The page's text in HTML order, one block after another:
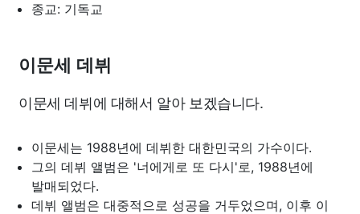
종교: 기독교
이문세 데뷔
이문세 데뷔에 대해서 알아 보겠습니다.
이문세는 1988년에 데뷔한 대한민국의 가수이다.
그의 데뷔 앨범은 '너에게로 또 다시'로, 1988년에
발매되었다.
데뷔 앨범은 대중적으로 성공을 거두었으며, 이후 이